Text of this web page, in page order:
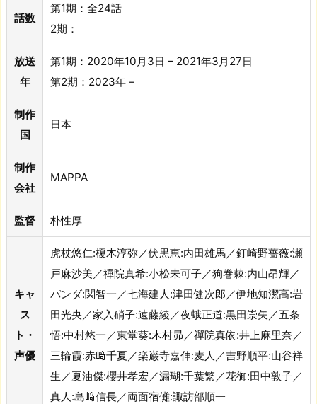
話数
第1期：全24話
2期：
放送
年
第1期：2020年10月3日 – 2021年3月27日
第2期：2023年 –
制作
国
日本
制作
会社
MAPPA
監督 朴性厚
キャ
ス
ト・
声優
虎杖悠仁:榎木淳弥／伏黒恵:内田雄馬／釘崎野薔薇:瀬
戸麻沙美／禪院真希:小松未可子／狗巻棘:内山昂輝／
パンダ:関智一／七海建人:津田健次郎／伊地知潔高:岩
田光央／家入硝子:遠藤綾／夜蛾正道:黒田崇矢／五条
悟:中村悠一／東堂葵:木村昴／禪院真依:井上麻里奈／
三輪霞:赤﨑千夏／楽巌寺嘉伸:麦人／吉野順平:山谷祥
生／夏油傑:櫻井孝宏／漏瑚:千葉繁／花御:田中敦子／
真人:島﨑信長／両面宿儺:諏訪部順一